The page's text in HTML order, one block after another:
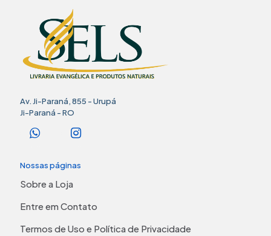
Av. Ji-Paraná, 855 - Urupá
Ji-Paraná - RO
Nossas páginas
Sobre a Loja
Entre em Contato
Termos de Uso e Política de Privacidade